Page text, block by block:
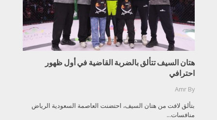
هتان السيف تتألق بالضربة القاضية في أول ظهور
احترافي
By
Amr
بتألق لافت من هتان السيف، احتضنت العاصمة السعودية الرياض
منافسات...